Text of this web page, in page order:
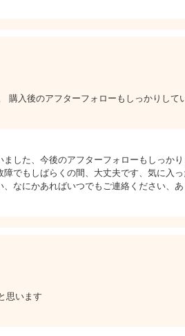
入後のアフターフォローもしっかりして
した、今後のアフターフォローもしっか
でもしばらくの間、大丈夫です、気に入
なにかあればいつでもご連絡ください、あ
思います